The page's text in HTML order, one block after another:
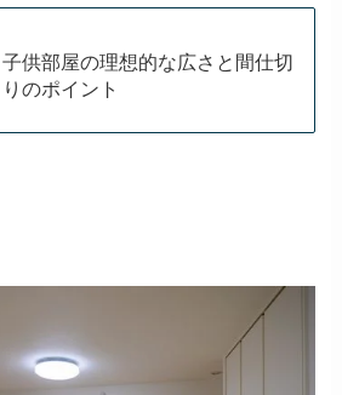
子供部屋の理想的な広さと間仕切
りのポイント